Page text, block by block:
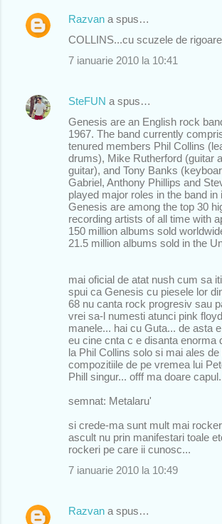
i
Razvan a spus…
COLLINS...cu scuzele de rigoare
7 ianuarie 2010 la 10:41
SteFUN a spus…
Genesis are an English rock
1967. The band currently
tenured members Phil Collins
drums), Mike Rutherford (guitar
guitar), and Tony Banks
Gabriel, Anthony Phillips and
played major roles in the band in
Genesis are among the top 30
recording artists of all time with
150 million albums sold
21.5 million albums sold in the
mai oficial de atat nush cum sa
spui ca Genesis cu piesele lor
68 nu canta rock progresiv sau
vrei sa-l numesti atunci pink
manele... hai cu Guta... de asta
eu cine cnta c e disanta enorma
la Phil Collins solo si mai ales
compozitiile de pe vremea lui
Phill singur... offf ma doare
semnat: Metalaru'
si crede-ma sunt mult mai
ascult nu prin manifestari toale
rockeri pe care ii cunosc...
7 ianuarie 2010 la 10:49
Razvan a spus…